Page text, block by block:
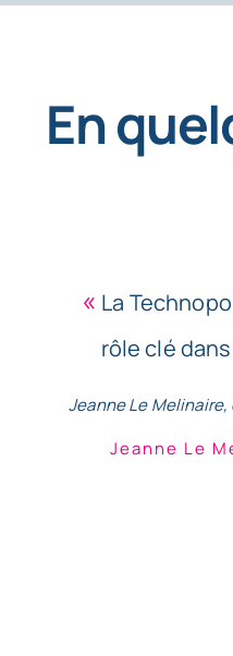
En
« La
rôle clé
Jeanne Le
Jeanne Le